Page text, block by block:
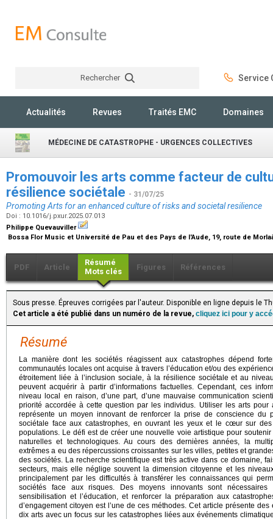
Rechercher Service
Actualités Revues Traités EMC Domaines
MÉDECINE DE CATASTROPHE - URGENCES COLLECTIVES
Promouvoir les arts comme facteur de
résilience sociétale - 31/07/25
Promoting Arts for an enhanced culture of risks and societal resilience
Doi : 10.1016/j.pxur.2025.07.013
Philippe Quevauviller
Bossa Flor Music et Université de Pau et des Pays de l'Aude, 19, route de
PDF Article
Résumé
Mots clés
Figures Références
Sous presse. Épreuves corrigées par l'auteur. Disponible en ligne depuis le
Cet article a été publié dans un numéro de la revue, cliquez ici pour y
Résumé
La manière dont les sociétés réagissent aux catastrophes dépend
communautés locales ont acquise à travers l’éducation et/ou des
étroitement liée à l’inclusion sociale, à la résilience sociétale et au
peuvent acquérir à partir d’informations factuelles. Cependant, ces
niveau local en raison, d’une part, d’une mauvaise communication
priorité accordée à cette question par les individus. Utiliser les arts
représente un moyen innovant de renforcer la prise de conscience du
sociétale face aux catastrophes, en ouvrant les yeux et le cœur sur
populations. Le défi est de créer une nouvelle voie artistique pour
naturelles et technologiques. Au cours des dernières années, la
extrêmes a eu des répercussions croissantes sur les villes, petites et
des sociétés. La recherche scientifique est très active dans ce domaine,
secteurs, mais elle néglige souvent la dimension citoyenne et les
principalement par les difficultés à transférer les connaissances qui
sociétés face aux risques. Des moyens innovants sont
sensibilisation et l’éducation, et renforcer la préparation aux
d’engagement citoyen est l’une de ces méthodes. Cet article présente
dix arts avec un focus sur les catastrophes liées aux événements